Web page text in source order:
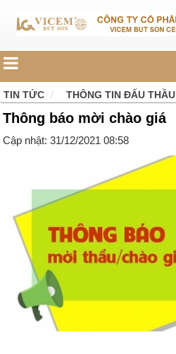
TIN TỨC THÔNG TIN ĐẤU THẦU
Thông báo mời chào giá
Cập nhật: 31/12/2021 08:58